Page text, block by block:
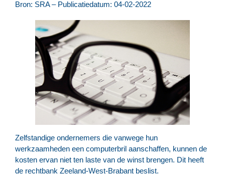
Bron: SRA – Publicatiedatum: 04-02-2022
Zelfstandige ondernemers die vanwege hun
werkzaamheden een computerbril aanschaffen, kunnen de
kosten ervan niet ten laste van de winst brengen. Dit heeft
de rechtbank Zeeland-West-Brabant beslist.